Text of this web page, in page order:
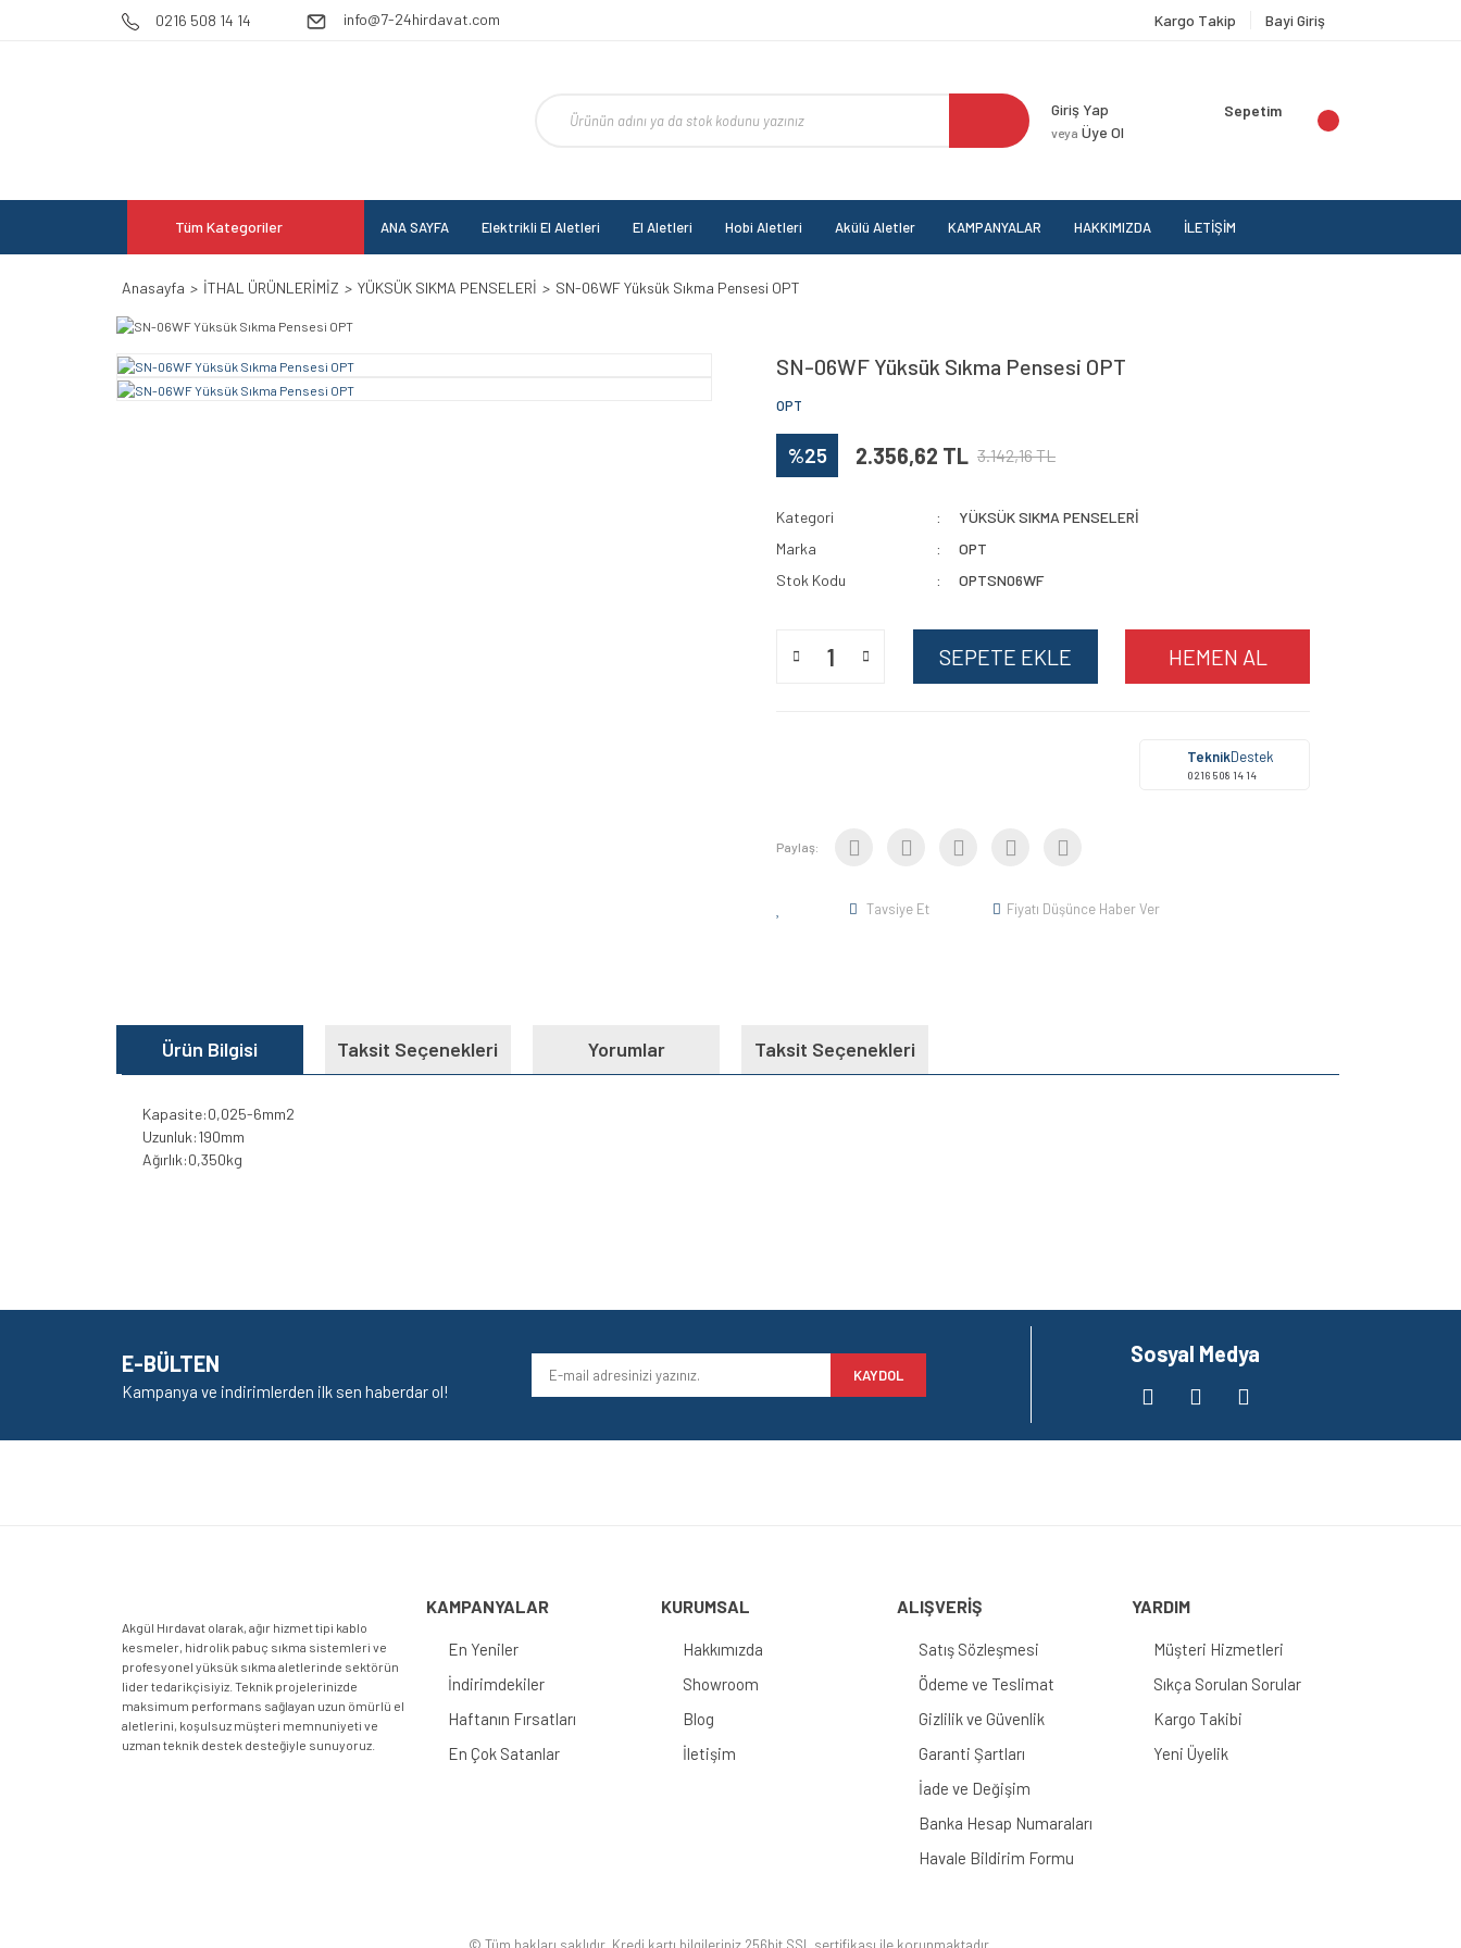
0216 508 14 14 info@7-24hirdavat.com Kargo Takip Bayi Giriş
Giriş Yap
veya Üye Ol
Sepetim
Tüm Kategoriler ANA SAYFA Elektrikli El Aletleri El Aletleri Hobi Aletleri Akülü Aletler KAMPANYALAR HAKKIMIZDA İLETİŞİM
Anasayfa İTHAL ÜRÜNLERİMİZ YÜKSÜK SIKMA PENSELERİ SN-06WF Yüksük Sıkma Pensesi OPT
SN-06WF Yüksük Sıkma Pensesi OPT
OPT
%25 2.356,62 TL 3.142,16 TL
Kategori
YÜKSÜK SIKMA PENSELERİ
Marka
OPT
Stok Kodu
OPTSN06WF
SEPETE EKLE HEMEN AL
TeknikDestek
0216 508 14 14
Paylaş:
Tavsiye Et Fiyatı Düşünce Haber Ver
Ürün Bilgisi Taksit Seçenekleri Yorumlar Taksit Seçenekleri
Kapasite:0,025-6mm2
Uzunluk:190mm
Ağırlık:0,350kg
Ürün resmi kalitesiz, bozuk veya görüntülenemiyor.
Ürün bilgilerinde hatalar bulunuyor.
E-BÜLTEN
Kampanya ve indirimlerden ilk sen haberdar ol!
KAYDOL
Sosyal Medya
Akgül Hırdavat olarak, ağır hizmet tipi kablo
kesmeler, hidrolik pabuç sıkma sistemleri ve
profesyonel yüksük sıkma aletlerinde sektörün
lider tedarikçisiyiz. Teknik projelerinizde
maksimum performans sağlayan uzun ömürlü el
aletlerini, koşulsuz müşteri memnuniyeti ve
uzman teknik destek desteğiyle sunuyoruz.
KAMPANYALAR
En Yeniler
İndirimdekiler
Haftanın Fırsatları
En Çok Satanlar
KURUMSAL
Hakkımızda
Showroom
Blog
İletişim
ALIŞVERİŞ
Satış Sözleşmesi
Ödeme ve Teslimat
Gizlilik ve Güvenlik
Garanti Şartları
İade ve Değişim
Banka Hesap Numaraları
Havale Bildirim Formu
YARDIM
Müşteri Hizmetleri
Sıkça Sorulan Sorular
Kargo Takibi
Yeni Üyelik